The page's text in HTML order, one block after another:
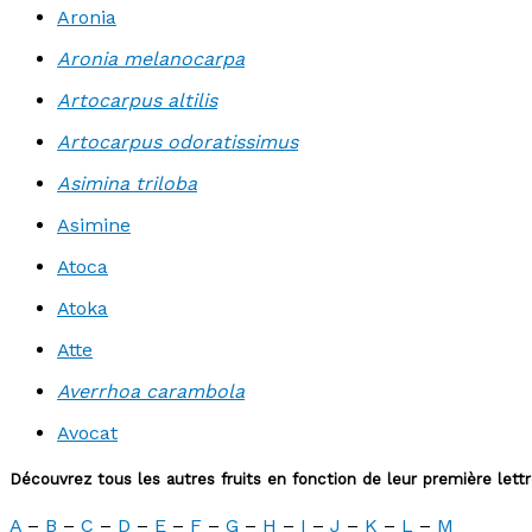
Aronia
Aronia melanocarpa
Artocarpus altilis
Artocarpus odoratissimus
Asimina triloba
Asimine
Atoca
Atoka
Atte
Averrhoa carambola
Avocat
Découvrez tous les autres fruits en fonction de leur première
A – B – C – D – E – F – G – H – I – J – K – L – M